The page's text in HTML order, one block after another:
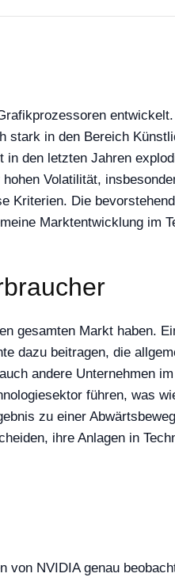
stark in den Bereich
den letzten Jahren
Volatilität,
Kriterien. Die
Marktentwicklung im
gesamten Markt haben.
dazu beitragen, die
andere Unternehmen
führen, was
zu einer
ihre Anlagen in
von NVIDIA genau